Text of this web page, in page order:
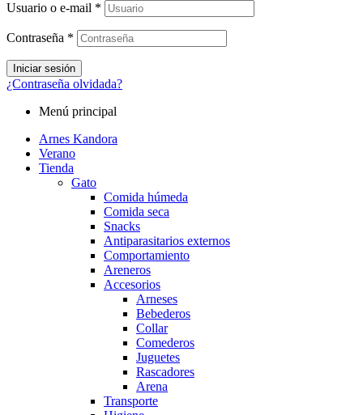
Usuario o e-mail *
Contraseña *
Iniciar sesión
¿Contraseña olvidada?
Menú principal
Arnes Kandora
Verano
Tienda
Gato
Comida húmeda
Comida seca
Snacks
Antiparasitarios externos
Comportamiento
Areneros
Accesorios
Arneses
Bebederos
Collar
Comederos
Juguetes
Rascadores
Arena
Transporte